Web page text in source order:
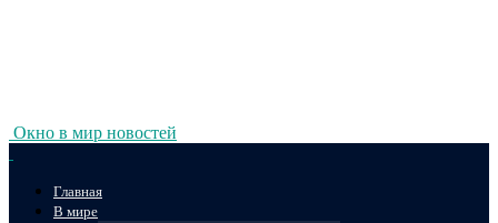
Окно в мир новостей
Главная
В мире